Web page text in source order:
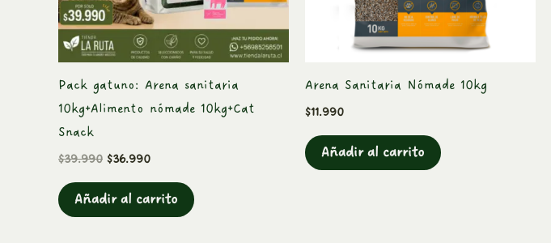
Pack gatuno: Arena sanitaria
10kg+Alimento nómade 10kg+Cat
Snack
$39.990 $36.990
Añadir al carrito
Arena Sanitaria Nómade 10kg
$11.990
Añadir al carrito